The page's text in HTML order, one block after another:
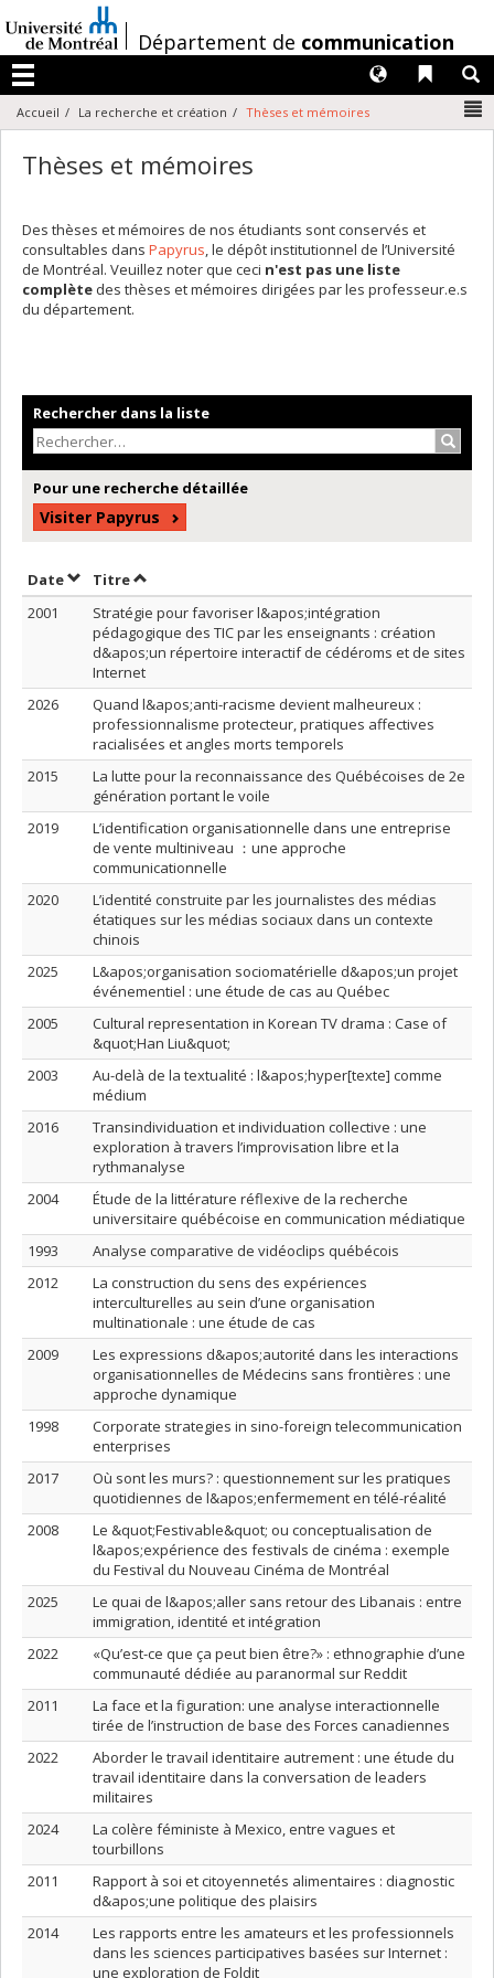
au
contenu
/Département de communication
Menu
Liens
Langues
Accueil La recherche et création Thèses et mémoires
Thèses et mémoires
Des thèses et mémoires de nos étudiants sont conservés et
consultables dans Papyrus, le dépôt institutionnel de l’Université
de Montréal. Veuillez noter que ceci n'est pas une liste
complète des thèses et mémoires dirigées par les professeur.e.s
du département.
Rechercher dans la liste
Pour une recherche détaillée
Visiter Papyrus
DateTrier par date en ordre décroissant
TitreTrier par titre en ordre décroissant
2001
Stratégie pour favoriser l&apos;intégration
pédagogique des TIC par les enseignants : création
d&apos;un répertoire interactif de cédéroms et de sites
Internet
2026
Quand l&apos;anti-racisme devient malheureux :
professionnalisme protecteur, pratiques affectives
racialisées et angles morts temporels
2015
La lutte pour la reconnaissance des Québécoises de 2e
génération portant le voile
2019
L’identification organisationnelle dans une entreprise
de vente multiniveau ：une approche
communicationnelle
2020
L’identité construite par les journalistes des médias
étatiques sur les médias sociaux dans un contexte
chinois
2025
L&apos;organisation sociomatérielle d&apos;un projet
événementiel : une étude de cas au Québec
2005
Cultural representation in Korean TV drama : Case of
&quot;Han Liu&quot;
2003
Au-delà de la textualité : l&apos;hyper[texte] comme
médium
2016
Transindividuation et individuation collective : une
exploration à travers l’improvisation libre et la
rythmanalyse
2004
Étude de la littérature réflexive de la recherche
universitaire québécoise en communication médiatique
1993
Analyse comparative de vidéoclips québécois
2012
La construction du sens des expériences
interculturelles au sein d’une organisation
multinationale : une étude de cas
2009
Les expressions d&apos;autorité dans les interactions
organisationnelles de Médecins sans frontières : une
approche dynamique
1998
Corporate strategies in sino-foreign telecommunication
enterprises
2017
Où sont les murs? : questionnement sur les pratiques
quotidiennes de l&apos;enfermement en télé-réalité
2008
Le &quot;Festivable&quot; ou conceptualisation de
l&apos;expérience des festivals de cinéma : exemple
du Festival du Nouveau Cinéma de Montréal
2025
Le quai de l&apos;aller sans retour des Libanais : entre
immigration, identité et intégration
2022
«Qu’est-ce que ça peut bien être?» : ethnographie d’une
communauté dédiée au paranormal sur Reddit
2011
La face et la figuration: une analyse interactionnelle
tirée de l’instruction de base des Forces canadiennes
2022
Aborder le travail identitaire autrement : une étude du
travail identitaire dans la conversation de leaders
militaires
2024
La colère féministe à Mexico, entre vagues et
tourbillons
2011
Rapport à soi et citoyennetés alimentaires : diagnostic
d&apos;une politique des plaisirs
2014
Les rapports entre les amateurs et les professionnels
dans les sciences participatives basées sur Internet :
une exploration de Foldit